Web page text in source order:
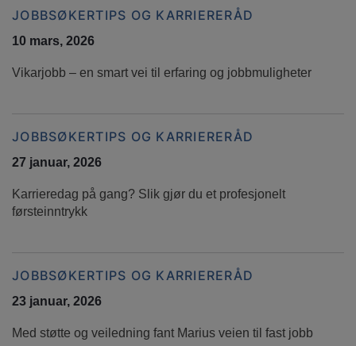
JOBBSØKERTIPS OG KARRIERERÅD
10 mars, 2026
Vikarjobb – en smart vei til erfaring og jobbmuligheter
JOBBSØKERTIPS OG KARRIERERÅD
27 januar, 2026
Karrieredag på gang? Slik gjør du et profesjonelt
førsteinntrykk
JOBBSØKERTIPS OG KARRIERERÅD
23 januar, 2026
Med støtte og veiledning fant Marius veien til fast jobb